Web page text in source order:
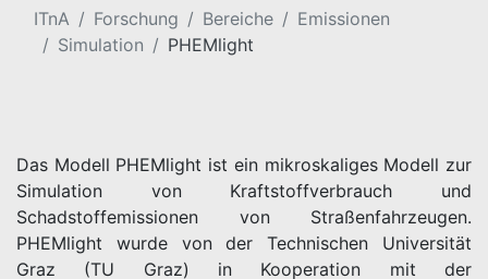
ITnA Forschung Bereiche
Emissionen
Simulation
PHEMlight
Das Modell PHEMlight ist ein mikroskaliges Modell zur
Simulation von Kraftstoffverbrauch und
Schadstoffemissionen von Straßenfahrzeugen.
PHEMlight wurde von der Technischen Universität
Graz (TU Graz) in Kooperation mit der